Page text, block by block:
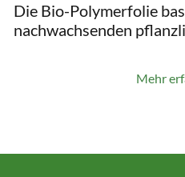
Die Bio-Polymerfolie
nachwachsenden
Mehr